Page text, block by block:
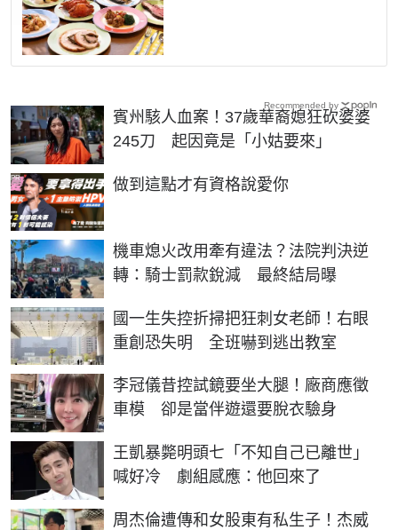
賓州駭人血案！37歲華裔媳狂砍婆婆
245刀 起因竟是「小姑要來」
做到這點才有資格說愛你
PR
機車熄火改用牽有違法？法院判決逆
轉：騎士罰款銳減 最終結局曝
國一生失控折掃把狂刺女老師！右眼
重創恐失明 全班嚇到逃出教室
李冠儀昔控試鏡要坐大腿！廠商應徵
車模 卻是當伴遊還要脫衣驗身
王凱暴斃明頭七「不知自己已離世」
喊好冷 劇組感應：他回來了
周杰倫遭傳和女股東有私生子！杰威
Recommended by